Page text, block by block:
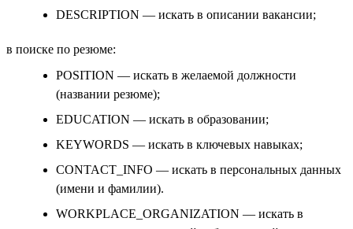
DESCRIPTION — искать в описании вакансии;
в поиске по резюме:
POSITION — искать в желаемой должности
(названии резюме);
EDUCATION — искать в образовании;
KEYWORDS — искать в ключевых навыках;
CONTACT_INFO — искать в персональных данных
(имени и фамилии).
WORKPLACE_ORGANIZATION — искать в